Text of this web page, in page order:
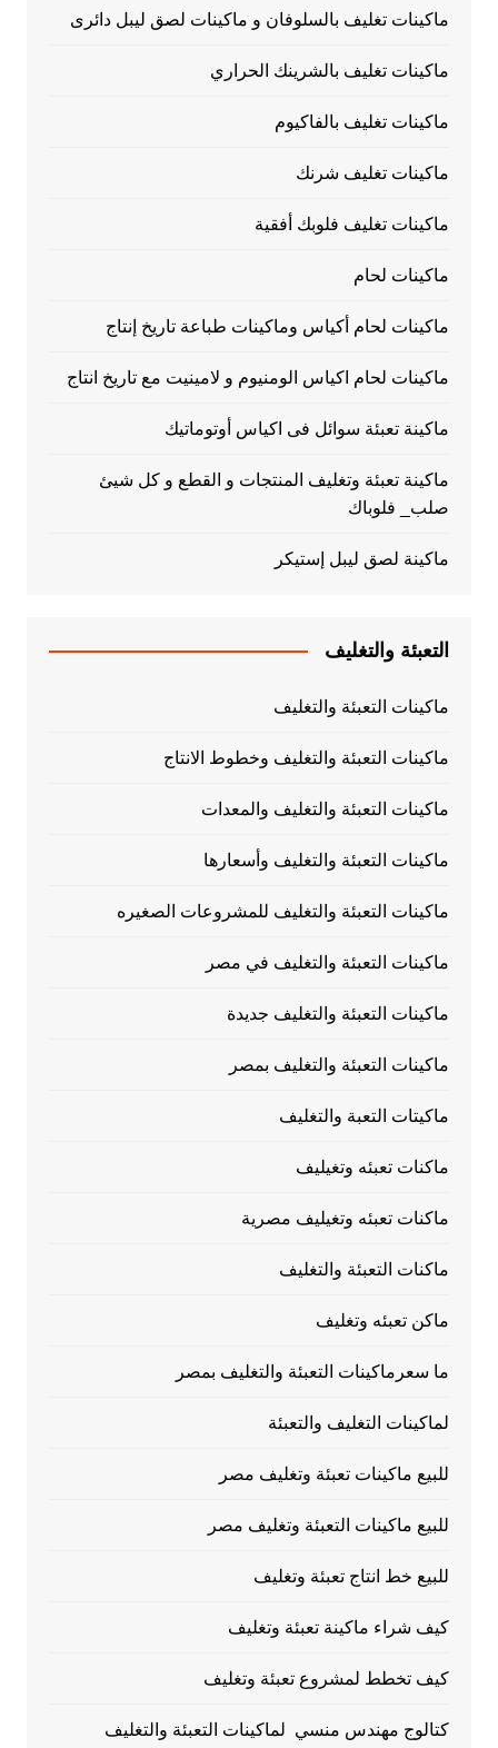
ماكينات تغليف بالسلوفان و ماكينات لصق ليبل دائرى
ماكينات تغليف بالشرينك الحراري
ماكينات تغليف بالفاكيوم
ماكينات تغليف شرنك
ماكينات تغليف فلوبك أفقية
ماكينات لحام
ماكينات لحام أكياس وماكينات طباعة تاريخ إنتاج
ماكينات لحام اكياس الومنيوم و لامينيت مع تاريخ انتاج
ماكينة تعبئة سوائل فى اكياس أوتوماتيك
ماكينة تعبئة وتغليف المنتجات و القطع و كل شيئ
صلب_ فلوباك
ماكينة لصق ليبل إستيكر
التعبئة والتغليف
ماكينات التعبئة والتغليف
ماكينات التعبئة والتغليف وخطوط الانتاج
ماكينات التعبئة والتغليف والمعدات
ماكينات التعبئة والتغليف وأسعارها
ماكينات التعبئة والتغليف للمشروعات الصغيره
ماكينات التعبئة والتغليف في مصر
ماكينات التعبئة والتغليف جديدة
ماكينات التعبئة والتغليف بمصر
ماكيتات التعبة والتغليف
ماكنات تعبئه وتغيليف
ماكنات تعبئه وتغيليف مصرية
ماكنات التعبئة والتغليف
ماكن تعبئه وتغليف
ما سعرماكينات التعبئة والتغليف بمصر
لماكينات التغليف والتعبئة
للبيع ماكينات تعبئة وتغليف مصر
للبيع ماكينات التعبئة وتغليف مصر
للبيع خط انتاج تعبئة وتغليف
كيف شراء ماكينة تعبئة وتغليف
كيف تخطط لمشروع تعبئة وتغليف
كتالوج مهندس منسي لماكينات التعبئة والتغليف